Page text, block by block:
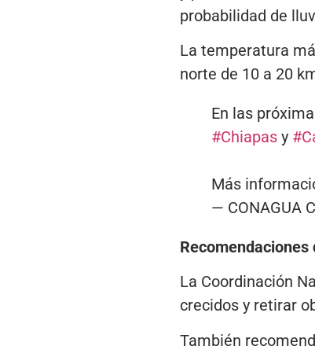
probabilidad de
La temperatura
norte de 10 a 20
En las
#Chiapasy
Más
— CONAGUA
La Coordinación
crecidos y retirar
También